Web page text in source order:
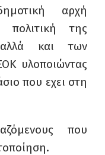
αρχή
πολιτική της
και των
υλοποιώντας
που εχει στη
που